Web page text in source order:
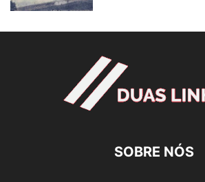
SOBRE NÓS